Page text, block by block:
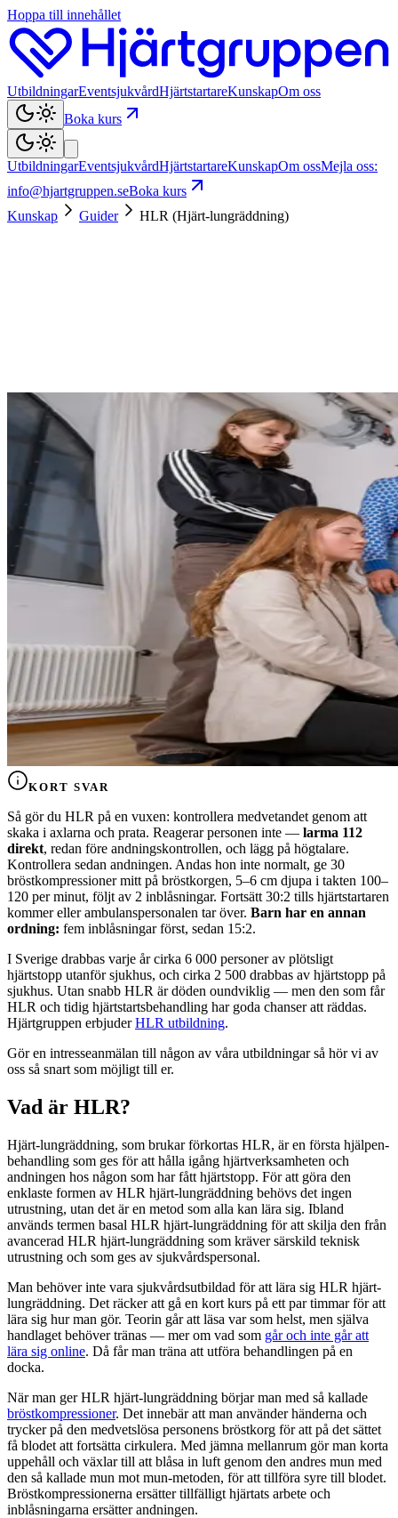
Hoppa till innehållet
UtbildningarEventsjukvårdHjärtstartareKunskapOm oss
Boka kurs
UtbildningarEventsjukvårdHjärtstartareKunskapOm ossMejla oss:
info@hjartgruppen.seBoka kurs
Kunskap
Guider HLR (Hjärt-lungräddning)
KORT SVAR
Så gör du HLR på en vuxen: kontrollera medvetandet genom att
skaka i axlarna och prata. Reagerar personen inte — larma 112
direkt, redan före andningskontrollen, och lägg på högtalare.
Kontrollera sedan andningen. Andas hon inte normalt, ge 30
bröstkompressioner mitt på bröstkorgen, 5–6 cm djupa i takten 100–
120 per minut, följt av 2 inblåsningar. Fortsätt 30:2 tills hjärtstartaren
kommer eller ambulanspersonalen tar över. Barn har en annan
ordning: fem inblåsningar först, sedan 15:2.
I Sverige drabbas varje år cirka 6 000 personer av plötsligt
hjärtstopp utanför sjukhus, och cirka 2 500 drabbas av hjärtstopp på
sjukhus. Utan snabb HLR är döden oundviklig — men den som får
HLR och tidig hjärtstartsbehandling har goda chanser att räddas.
Hjärtgruppen erbjuderHLR utbildning.
Gör en intresseanmälan till någon av våra utbildningar så hör vi av
oss så snart som möjligt till er.
Vad är HLR?
Hjärt-lungräddning, som brukar förkortas HLR, är en första hjälpen-
behandling som ges för att hålla igång hjärtverksamheten och
andningen hos någon som har fått hjärtstopp. För att göra den
enklaste formen av HLR hjärt-lungräddning behövs det ingen
utrustning, utan det är en metod som alla kan lära sig. Ibland
används termen basal HLR hjärt-lungräddning för att skilja den från
avancerad HLR hjärt-lungräddning som kräver särskild teknisk
utrustning och som ges av sjukvårdspersonal.
Man behöver inte vara sjukvårdsutbildad för att lära sig HLR hjärt-
lungräddning. Det räcker att gå en kort kurs på ett par timmar för att
lära sig hur man gör. Teorin går att läsa var som helst, men själva
handlaget behöver tränas — mer om vad som går och inte går att
lära sig online. Då får man träna att utföra behandlingen på en
docka.
När man ger HLR hjärt-lungräddning börjar man med så kallade
bröstkompressioner. Det innebär att man använder händerna och
trycker på den medvetslösa personens bröstkorg för att på det sättet
få blodet att fortsätta cirkulera. Med jämna mellanrum gör man korta
uppehåll och växlar till att blåsa in luft genom den andres mun med
den så kallade mun mot mun-metoden, för att tillföra syre till blodet.
Bröstkompressionerna ersätter tillfälligt hjärtats arbete och
inblåsningarna ersätter andningen.